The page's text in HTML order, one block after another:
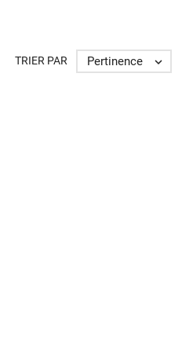
TRIER PAR Pertinence 